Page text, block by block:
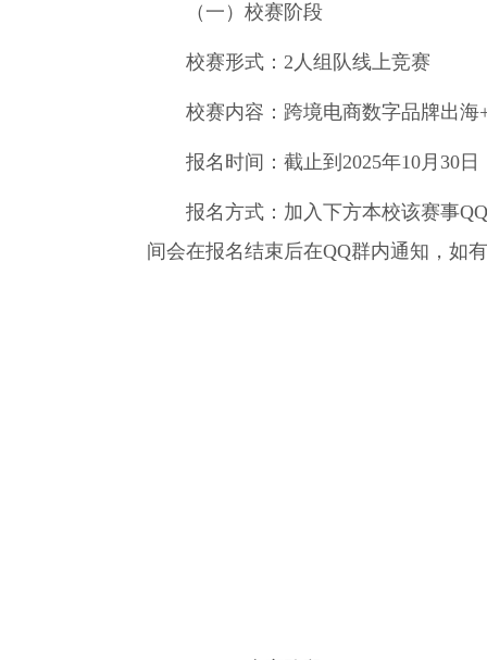
（一）校赛阶段
校赛形式：2人组队线上竞赛
校赛内容：跨境电商数字品牌出海
报名时间：截止到2025年10月30日
报名方式：加入下方本校该赛事QQ
间会在报名结束后在QQ群内通知，如